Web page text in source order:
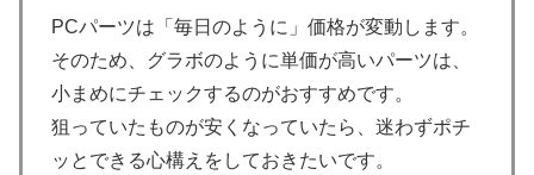
PCパーツは「毎日のように」価格が変動します。
そのため、グラボのように単価が高いパーツは、
小まめにチェックするのがおすすめです。
狙っていたものが安くなっていたら、迷わずポチ
ッとできる心構えをしておきたいです。